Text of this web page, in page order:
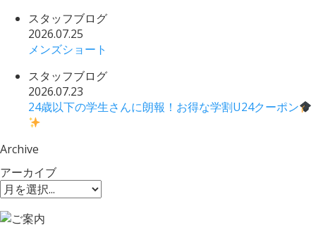
スタッフブログ
2026.07.25
メンズショート
スタッフブログ
2026.07.23
24歳以下の学生さんに朗報！お得な学割U24クーポン
Archive
アーカイブ